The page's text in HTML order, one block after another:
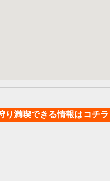
り満喫できる情報はコチラ